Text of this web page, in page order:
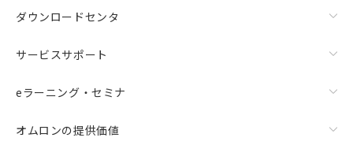
ダウンロードセンタ
サービスサポート
eラーニング・セミナ
オムロンの提供価値